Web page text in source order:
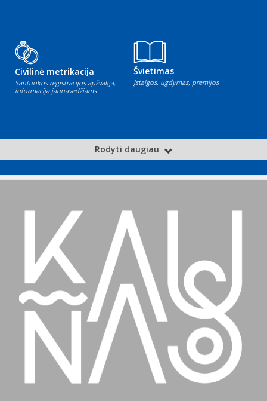
Civilinė metrikacija
Santuokos registracijos apžvalga,
informacija jaunavedžiams
Švietimas
Įstaigos, ugdymas, premijos
Rodyti daugiau